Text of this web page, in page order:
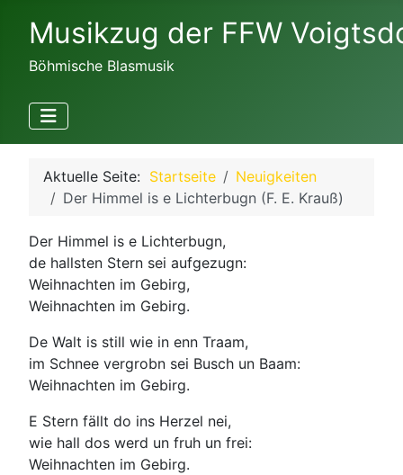
Musikzug der FFW
Böhmische Blasmusik
Aktuelle Seite: Startseite
Neuigkeiten
Der Himmel is e Lichterbugn (F. E. Krauß)
Der Himmel is e Lichterbugn,
de hallsten Stern sei aufgezugn:
Weihnachten im Gebirg,
Weihnachten im Gebirg.
De Walt is still wie in enn Traam,
im Schnee vergrobn sei Busch un Baam:
Weihnachten im Gebirg.
E Stern fällt do ins Herzel nei,
wie hall dos werd un fruh un frei:
Weihnachten im Gebirg.